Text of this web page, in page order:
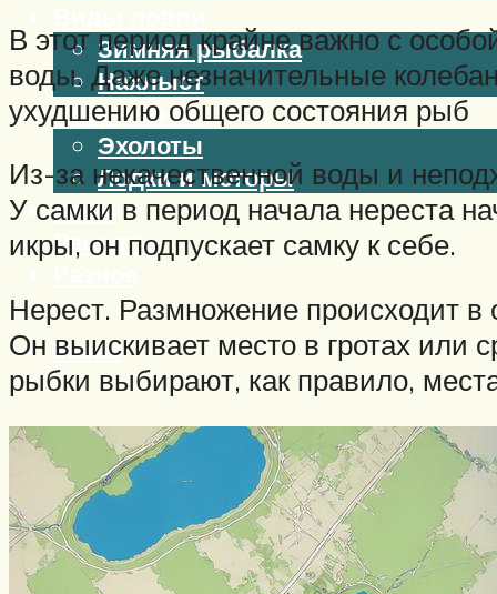
Зимняя рыбалка
Нахлыст
Снаряжение
Эхолоты
Лодки и моторы
Узлы
Рецепты
Меню
В этот период крайне важно с
воды. Даже незначительные
ухудшению общего состояния рыб
Из-за некачественной воды и
У самки в период начала нереста
икры, он подпускает самку к себе.
Нерест. Размножение происходит
Он выискивает место в гротах или
рыбки выбирают, как правило,